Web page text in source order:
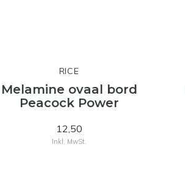
RICE
Melamine ovaal bord
Peacock Power
12,50
Inkl. MwSt.